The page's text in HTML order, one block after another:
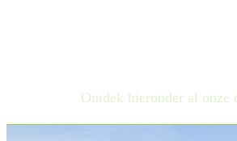
Ontdek hieronder al onze